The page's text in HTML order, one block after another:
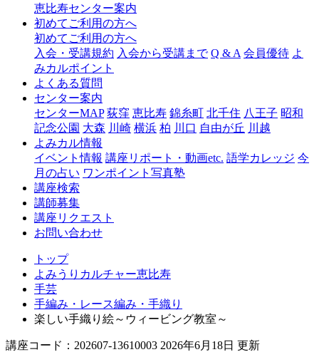
ャ
比
恵比寿センター案内
初めてご利用の方へ
初めてご利用の方へ
入会・受講規約 入会から受講まで Q & A 会員優待 よ
みカルポイント
よくある質問
センター案内
センターMAP 荻窪 恵比寿 錦糸町 北千住 八王子 昭和
記念公園 大森 川崎 横浜 柏 川口 自由が丘 川越
よみカル情報
イベント情報 講座リポート・動画etc. 語学カレッジ 今
月の占い ワンポイント写真塾
講座検索
講師募集
講座リクエスト
お問い合わせ
トップ
よみうりカルチャー恵比寿
手芸
手編み・レース編み・手織り
楽しい手織り絵～ウィービング教室～
講座コード：202607-13610003 2026年6月18日 更新